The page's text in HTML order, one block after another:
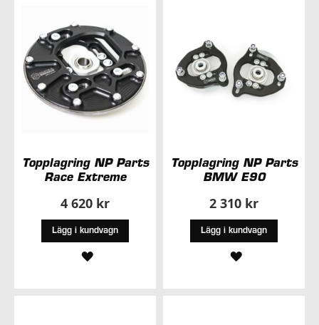
Topplagring NP Parts
Race Extreme
4 620 kr
Lägg i kundvagn
LÄGG
Topplagring NP Parts
BMW E90
2 310 kr
Lägg i kundvagn
LÄGG